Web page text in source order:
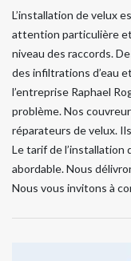
L’installation de velux
attention particulière
niveau des raccords.
des infiltrations d’eau
l’entreprise Raphael
problème. Nos
réparateurs de velux.
Le tarif de l’installation
abordable. Nous
Nous vous invitons à